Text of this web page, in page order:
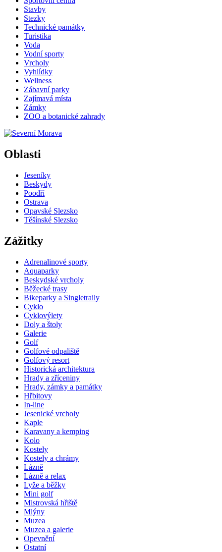
Stavby
Stezky
Technické památky
Turistika
Voda
Vodní sporty
Vrcholy
Vyhlídky
Wellness
Zábavní parky
Zajímavá místa
Zámky
ZOO a botanické zahrady
Oblasti
Jeseníky
Beskydy
Poodří
Ostrava
Opavské Slezsko
Těšínské Slezsko
Zážitky
Adrenalinové sporty
Aquaparky
Beskydské vrcholy
Běžecké trasy
Bikeparky a Singletraily
Cyklo
Cyklovýlety
Doly a štoly
Galerie
Golf
Golfové odpaliště
Golfový resort
Historická architektura
Hrady a zříceniny
Hrady, zámky a památky
Hřbitovy
In-line
Jesenické vrcholy
Kaple
Karavany a kemping
Kolo
Kostely
Kostely a chrámy
Lázně
Lázně a relax
Lyže a běžky
Mini golf
Mistrovská hřiště
Mlýny
Muzea
Muzea a galerie
Opevnění
Ostatní